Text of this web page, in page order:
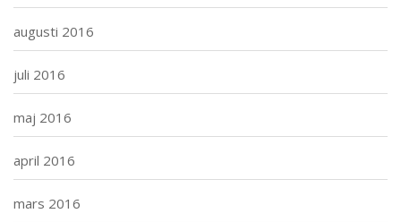
augusti 2016
juli 2016
maj 2016
april 2016
mars 2016